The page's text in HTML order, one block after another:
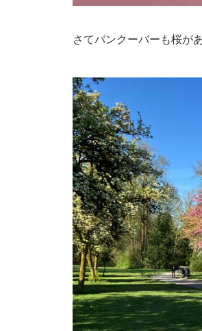
さてバンクーバーも桜が